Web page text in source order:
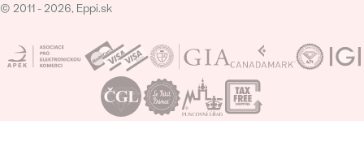
© 2011 - 2026, Eppi.sk